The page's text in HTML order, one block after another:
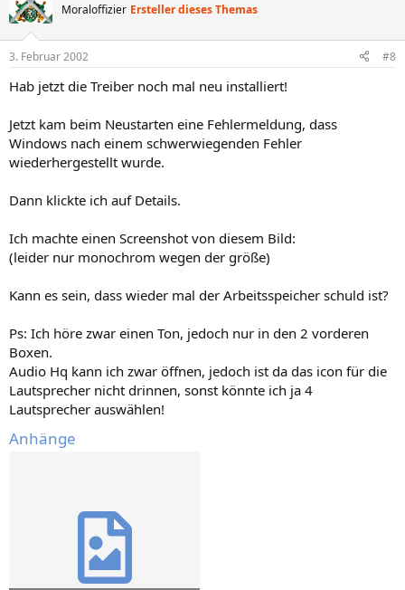
Moraloffizier Ersteller dieses Themas
3. Februar 2002 #8
Hab jetzt die Treiber noch mal neu installiert!
Jetzt kam beim Neustarten eine Fehlermeldung, dass
Windows nach einem schwerwiegenden Fehler
wiederhergestellt wurde.
Dann klickte ich auf Details.
Ich machte einen Screenshot von diesem Bild:
(leider nur monochrom wegen der größe)
Kann es sein, dass wieder mal der Arbeitsspeicher schuld ist?
Ps: Ich höre zwar einen Ton, jedoch nur in den 2 vorderen
Boxen.
Audio Hq kann ich zwar öffnen, jedoch ist da das icon für die
Lautsprecher nicht drinnen, sonst könnte ich ja 4
Lautsprecher auswählen!
Anhänge